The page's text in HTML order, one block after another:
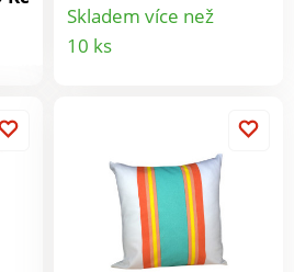
přehodit, hotovo!
Odpovídající ochrana
opěrek a povlaky na
polyester, lze prát při
30 °C. Vysoká kvalita.
Efektní krajková
bordura. Snadná
údržba. Od 2 kusů
Skladem více než
10 ks